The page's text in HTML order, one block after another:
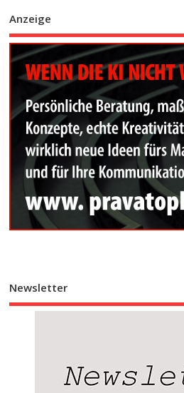
Anzeige
Newsletter